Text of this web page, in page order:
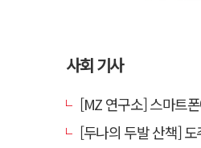
사회 기사
[MZ 연구소] 스마트폰에
[두나의 두발 산책] 도